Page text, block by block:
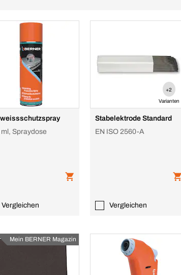
Spraydose
Vergleichen
+2
Varianten
Stabelektrode Standard
EN ISO 2560-A
Vergleichen
Mein BERNER Magazin